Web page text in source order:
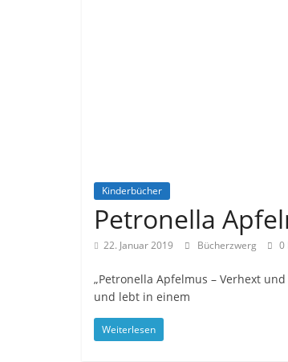
Kinderbücher
Petronella
22. Januar 2019 Bücherzwerg 0
„Petronella Apfelmus – Verhext
und lebt in einem
Weiterlesen